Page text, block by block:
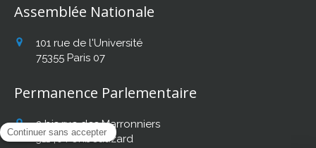
Assemblée Nationale
101 rue de l'Université
75355 Paris 07
Permanence Parlementaire
2 bis rue des Marronniers
31140 Fonbeauzard